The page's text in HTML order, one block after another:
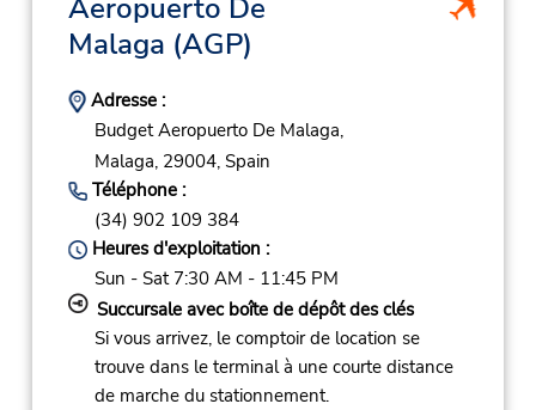
Aeropuerto De
Malaga (AGP)
Adresse :
Budget Aeropuerto De Malaga,
Malaga, 29004, Spain
Téléphone :
(34) 902 109 384
Heures d'exploitation :
Sun - Sat 7:30 AM - 11:45 PM
Succursale avec boîte de dépôt des clés
Si vous arrivez, le comptoir de location se
trouve dans le terminal à une courte distance
de marche du stationnement.